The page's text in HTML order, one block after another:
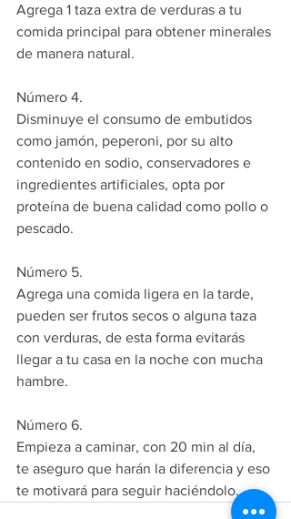
Agrega 1 taza extra de verduras a tu
comida principal para obtener minerales
de manera natural.
Número 4.
Disminuye el consumo de embutidos
como jamón, peperoni, por su alto
contenido en sodio, conservadores e
ingredientes artificiales, opta por
proteína de buena calidad como pollo o
pescado.
Número 5.
Agrega una comida ligera en la tarde,
pueden ser frutos secos o alguna taza
con verduras, de esta forma evitarás
llegar a tu casa en la noche con mucha
hambre.
Número 6.
Empieza a caminar, con 20 min al día,
te aseguro que harán la diferencia y eso
te motivará para seguir haciéndolo.